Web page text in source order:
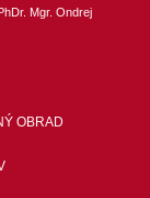
Mgr. Ondrej
OBRAD